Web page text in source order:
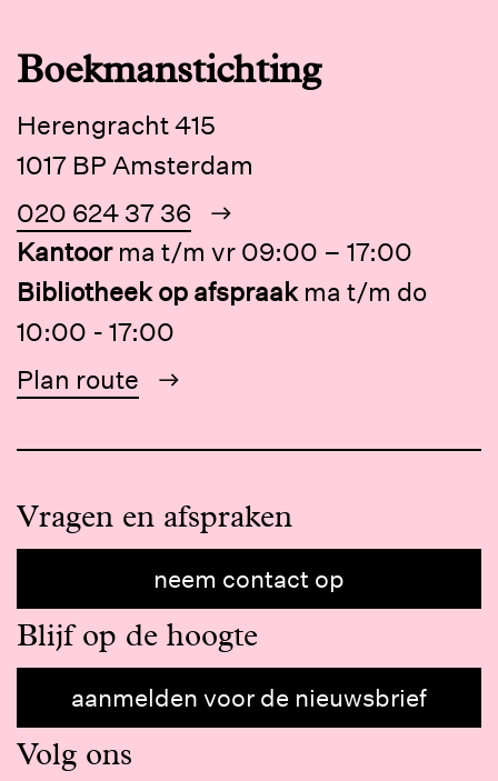
Boekmanstichting
Herengracht 415
1017 BP Amsterdam
020 624 37 36
Kantoor ma t/m vr 09:00 – 17:00
Bibliotheek op afspraak ma t/m do
10:00 - 17:00
Plan route
Vragen en afspraken
neem contact op
Blijf op de hoogte
aanmelden voor de nieuwsbrief
Volg ons